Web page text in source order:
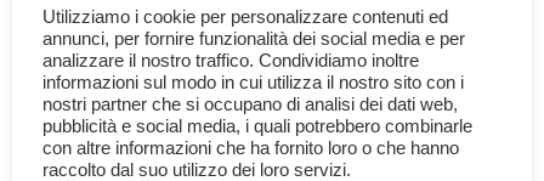
termoplastico. Si tratta di un derivato dal petrolio con aggiunta di
pentano. I suoi utilizzi principali sono comeisolante nelle
costruzioni, e comeprotezione nell’imballaggio di merci e
prodotti. A volte viene anche usato per produrreconfezioni per
alimenti.
Utilizziamo i cookie per personalizzare contenuti ed
annunci, per fornire funzionalità dei social media e per
analizzare il nostro traffico. Condividiamo inoltre
informazioni sul modo in cui utilizza il nostro sito con i
nostri partner che si occupano di analisi dei dati web,
pubblicità e social media, i quali potrebbero combinarle
con altre informazioni che ha fornito loro o che hanno
raccolto dal suo utilizzo dei loro servizi.